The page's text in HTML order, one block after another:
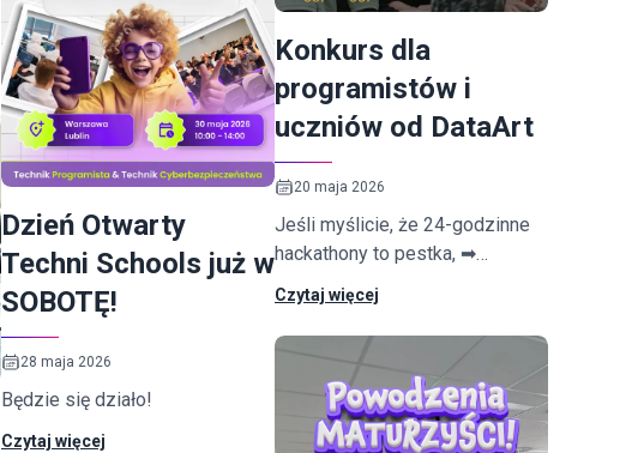
Dzień Otwarty
Techni Schools już w
SOBOTĘ!
28 maja 2026
Będzie się działo!
Czytaj więcej
Konkurs dla
programistów i
uczniów od DataArt
20 maja 2026
Jeśli myślicie, że 24-godzinne
hackathony to pestka, ➡
spróbujcie z konkursem od
DataArt, w którym macie 42
minuty na...
Czytaj więcej